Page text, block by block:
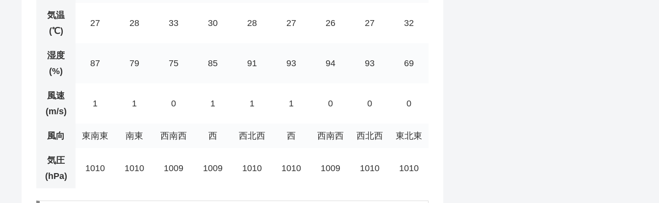
気温
(℃)
27 28 33 30 28 27 26 27 32
湿度
(%)
87 79 75 85 91 93 94 93 69
風速
(m/s)
1 1 0 1 1 1 0 0 0
風向 東南東 南東 西南西 西 西北西 西 西南西 西北西 東北東
気圧
(hPa)
1010 1010 1009 1009 1010 1010 1009 1010 1010